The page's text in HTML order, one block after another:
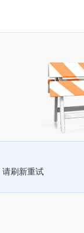
请刷新重试